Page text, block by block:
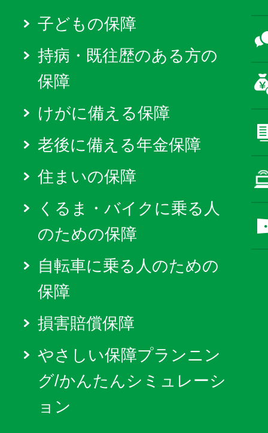
子どもの保障
持病・既往歴のある方の
保障
けがに備える保障
老後に備える年金保障
住まいの保障
くるま・バイクに乗る人
のための保障
自転車に乗る人のための
保障
損害賠償保障
やさしい保障プランニン
グ/かんたんシミュレーシ
ョン